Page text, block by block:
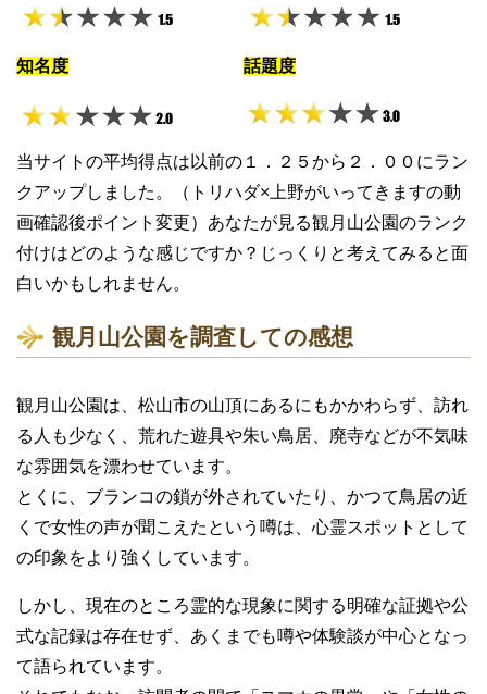
知名度 話題度
当サイトの平均得点は以前の１．２５から２．００にラン
クアップしました。（トリハダ×上野がいってきますの動
画確認後ポイント変更）あなたが見る観月山公園のランク
付けはどのような感じですか？じっくりと考えてみると面
白いかもしれません。
観月山公園を調査しての感想
観月山公園は、松山市の山頂にあるにもかかわらず、訪れ
る人も少なく、荒れた遊具や朱い鳥居、廃寺などが不気味
な雰囲気を漂わせています。
とくに、ブランコの鎖が外されていたり、かつて鳥居の近
くで女性の声が聞こえたという噂は、心霊スポットとして
の印象をより強くしています。
しかし、現在のところ霊的な現象に関する明確な証拠や公
式な記録は存在せず、あくまでも噂や体験談が中心となっ
て語られています。